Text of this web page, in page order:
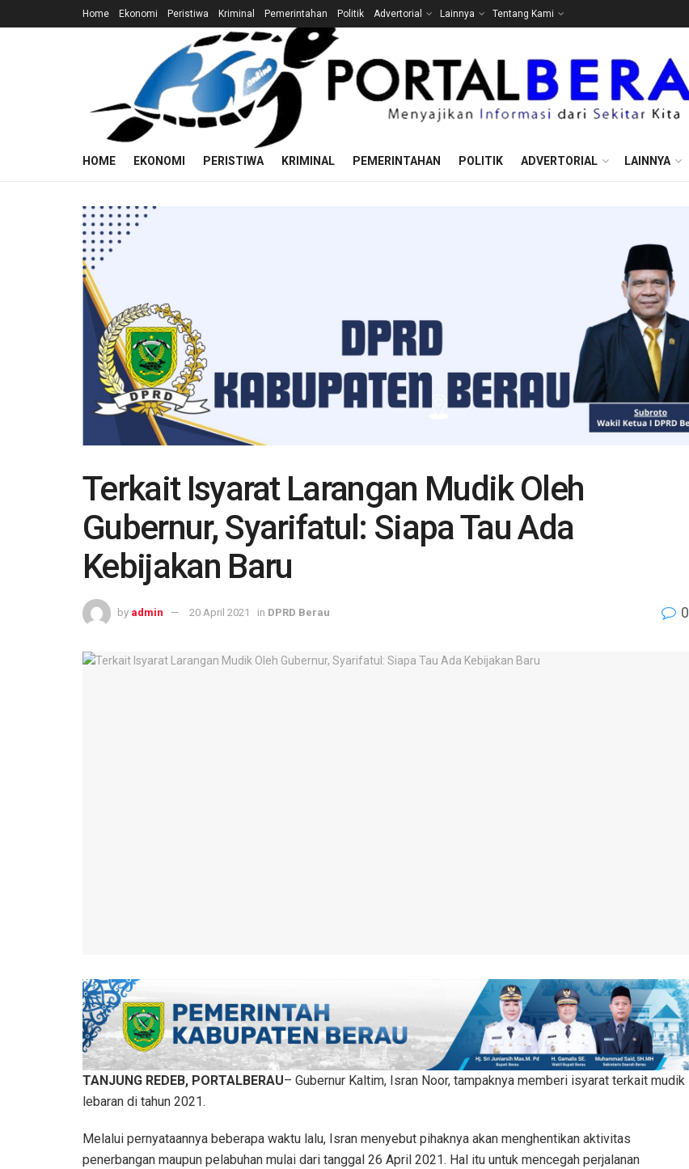
Home Ekonomi Peristiwa Kriminal Pemerintahan Politik Advertorial Lainnya Tentang Kami
HOME EKONOMI PERISTIWA KRIMINAL PEMERINTAHAN POLITIK ADVERTORIAL LAINNYA
Terkait Isyarat Larangan Mudik Oleh
Gubernur, Syarifatul: Siapa Tau Ada
Kebijakan Baru
by admin 20 April 2021 in DPRD Berau 0
TANJUNG REDEB, PORTALBERAU– Gubernur Kaltim, Isran Noor, tampaknya memberi isyarat terkait mudik
lebaran di tahun 2021.
Melalui pernyataannya beberapa waktu lalu, Isran menyebut pihaknya akan menghentikan aktivitas
penerbangan maupun pelabuhan mulai dari tanggal 26 April 2021. Hal itu untuk mencegah perjalanan